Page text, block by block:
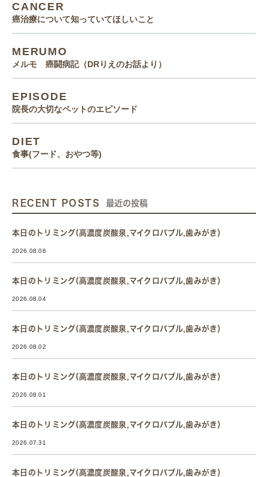
CANCER
癌治療について知っていてほしいこと
MERUMO
メルモ 癌闘病記（DRりえのお話より）
EPISODE
院長の大切なペットのエピソード
DIET
食事(フード、おやつ等)
RECENT POSTS 最近の投稿
本日のトリミング(高濃度炭酸泉,マイクロバブル,歯みがき）
2026.08.06
本日のトリミング(高濃度炭酸泉,マイクロバブル,歯みがき）
2026.08.04
本日のトリミング(高濃度炭酸泉,マイクロバブル,歯みがき）
2026.08.02
本日のトリミング(高濃度炭酸泉,マイクロバブル,歯みがき）
2026.08.01
本日のトリミング(高濃度炭酸泉,マイクロバブル,歯みがき）
2026.07.31
本日のトリミング(高濃度炭酸泉,マイクロバブル,歯みがき）